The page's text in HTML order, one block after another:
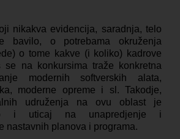
nikakva evidencija, saradnja, telo
bavilo, o potrebama okruženja
o tome kakve (i koliko) kadrove
se na konkursima traže konkretna
modernih softverskih alata,
moderne opreme i sl. Takodje,
udruženja na ovu oblast je
i uticaj na unapredjenje i
nastavnih planova i programa.